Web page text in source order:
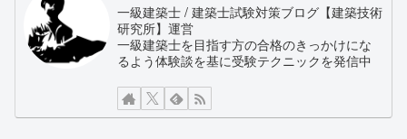
一級建築士 / 建築士試験対策ブログ【建築技術
研究所】運営
一級建築士を目指す方の合格のきっかけにな
るよう体験談を基に受験テクニックを発信中